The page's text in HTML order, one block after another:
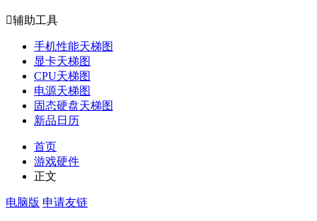
辅助工具
手机性能天梯图
显卡天梯图
CPU天梯图
电源天梯图
固态硬盘天梯图
新品日历
首页
游戏硬件
正文
电脑版 申请友链